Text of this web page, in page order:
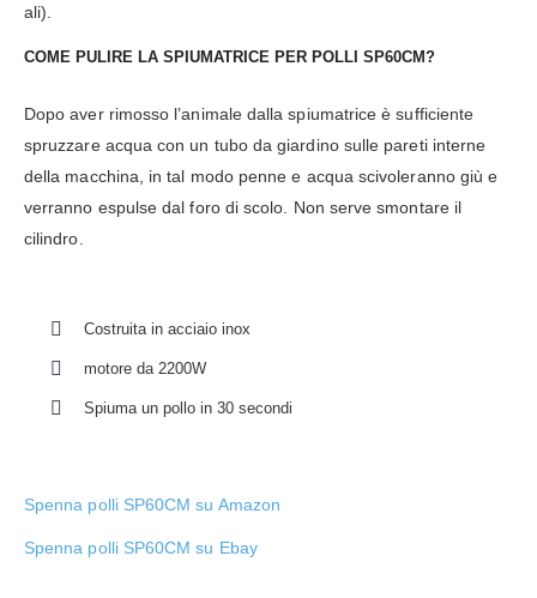
ali).
COME PULIRE LA SPIUMATRICE PER POLLI SP60CM?
Dopo aver rimosso l’animale dalla spiumatrice è sufficiente
spruzzare acqua con un tubo da giardino sulle pareti interne
della macchina, in tal modo penne e acqua scivoleranno giù e
verranno espulse dal foro di scolo. Non serve smontare il
cilindro.
Costruita in acciaio inox
motore da 2200W
Spiuma un pollo in 30 secondi
Spenna polli SP60CM su Amazon
Spenna polli SP60CM su Ebay